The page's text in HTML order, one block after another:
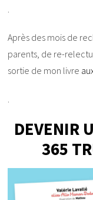
Après des mois de
parents, de re-
sortie de mon livre
DEVENIR
365